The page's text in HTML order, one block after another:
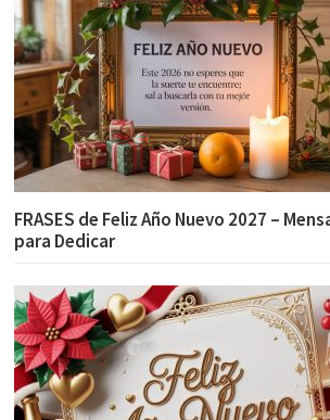
FRASES de Feliz Año Nuevo 2027 –
para Dedicar